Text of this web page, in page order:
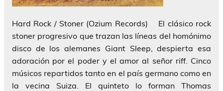
Hard Rock / Stoner (Ozium Records) El clásico rock
stoner progresivo que trazan las líneas del homónimo
disco de los alemanes Giant Sleep, despierta esa
adoración por el poder y el amor al señor riff. Cinco
músicos repartidos tanto en el país germano como en
la vecina Suiza. El quinteto lo forman Thomas